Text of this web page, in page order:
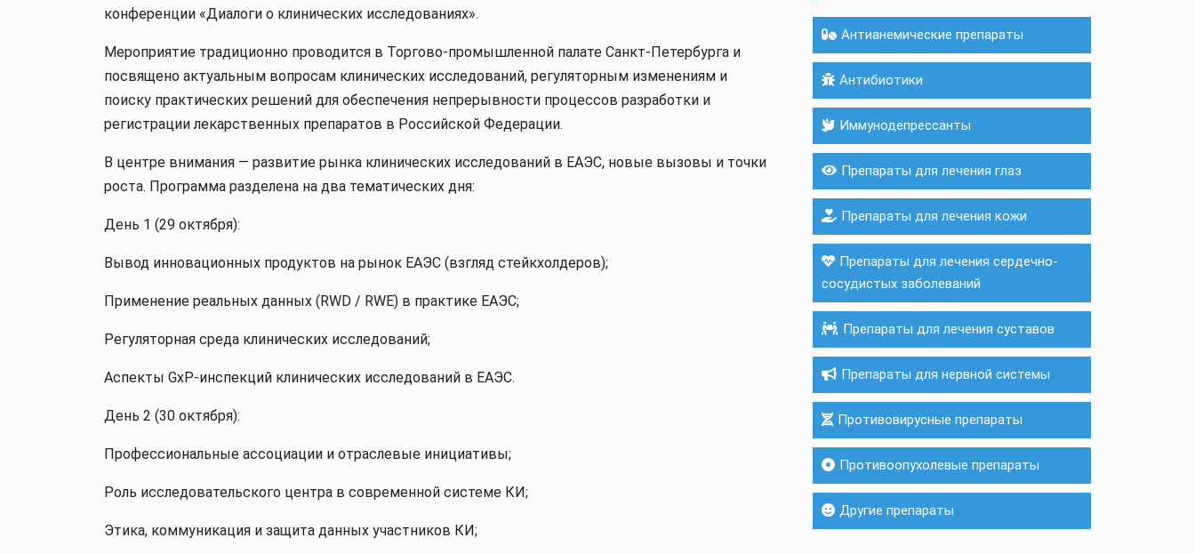
конференции «Диалоги о клинических исследованиях».
Мероприятие традиционно проводится в Торгово-промышленной палате Санкт-Петербурга и
посвящено актуальным вопросам клинических исследований, регуляторным изменениям и
поиску практических решений для обеспечения непрерывности процессов разработки и
регистрации лекарственных препаратов в Российской Федерации.
В центре внимания — развитие рынка клинических исследований в ЕАЭС, новые вызовы и точки
роста. Программа разделена на два тематических дня:
День 1 (29 октября):
Вывод инновационных продуктов на рынок ЕАЭС (взгляд стейкхолдеров);
Применение реальных данных (RWD / RWE) в практике ЕАЭС;
Регуляторная среда клинических исследований;
Аспекты GxP-инспекций клинических исследований в ЕАЭС.
День 2 (30 октября):
Профессиональные ассоциации и отраслевые инициативы;
Роль исследовательского центра в современной системе КИ;
Этика, коммуникация и защита данных участников КИ;
Антианемические препараты
Антибиотики
Иммунодепрессанты
Препараты для лечения глаз
Препараты для лечения кожи
Препараты для лечения сердечно-
сосудистых заболеваний
Препараты для лечения суставов
Препараты для нервной системы
Противовирусные препараты
Противоопухолевые препараты
Другие препараты